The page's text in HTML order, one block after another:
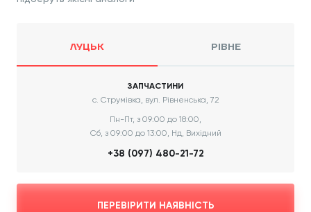
ЛУЦЬК РІВНЕ
ЗАПЧАСТИНИ
с. Струмівка, вул. Рівненська, 72
Пн-Пт, з 09:00 до 18:00,
Сб, з 09:00 до 13:00, Нд, Вихідний
+38 (097) 480-21-72
ПЕРЕВІРИТИ НАЯВНІСТЬ